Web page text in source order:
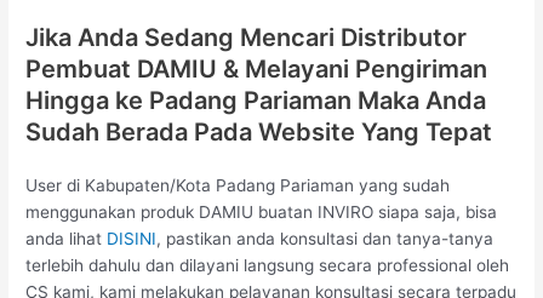
Jika Anda Sedang Mencari Distributor
Pembuat DAMIU & Melayani Pengiriman
Hingga ke Padang Pariaman Maka Anda
Sudah Berada Pada Website Yang Tepat
User di Kabupaten/Kota Padang Pariaman yang sudah
menggunakan produk DAMIU buatan INVIRO siapa saja, bisa
anda lihat DISINI, pastikan anda konsultasi dan tanya-tanya
terlebih dahulu dan dilayani langsung secara professional oleh
CS kami, kami melakukan pelayanan konsultasi secara terpadu